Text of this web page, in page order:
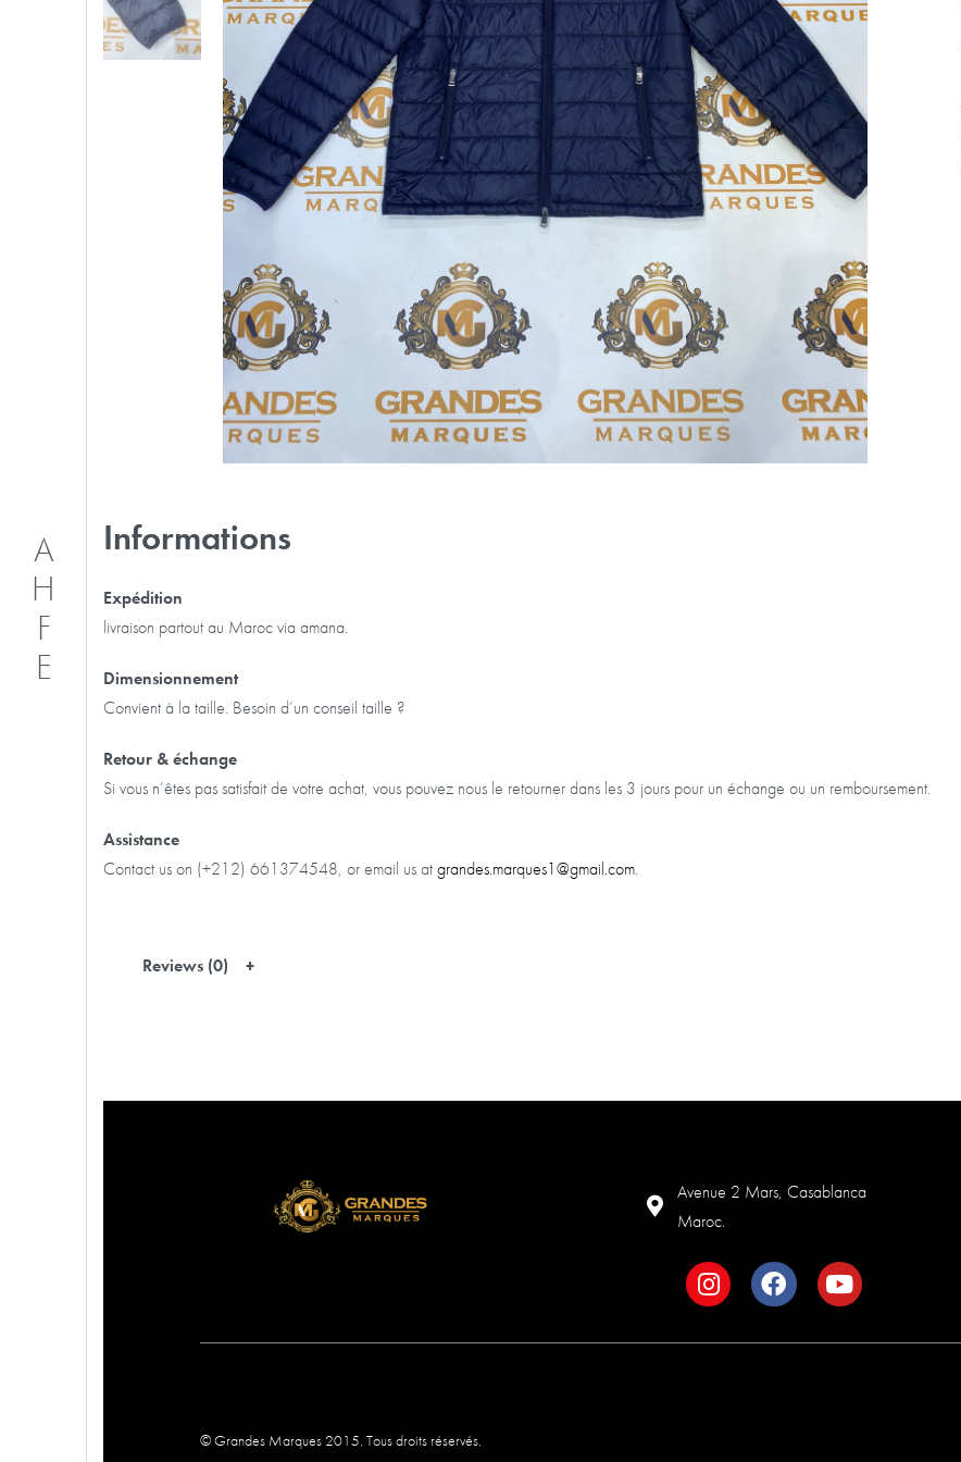
A
H
F
E
Informations
Expédition
livraison partout au Maroc via amana.
Dimensionnement
Convient à la taille. Besoin d’un conseil taille ?
Retour & échange
Si vous n’êtes pas satisfait de votre achat, vous pouvez nous le retourner dans les 3 jours pour un échange ou un remboursement.
Assistance
Contact us on (+212) 661374548, or email us atgrandes.marques1@gmail.com.
Reviews (0)
Avenue 2 Mars, Casablanca
Maroc.
© Grandes Marques 2015. Tous droits réservés.